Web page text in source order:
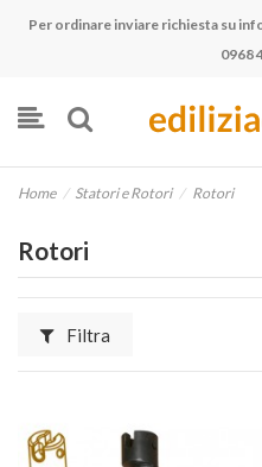
Per ordinare inviare richiesta su
0968
Home Statori e Rotori Rotori
Rotori
Filtra